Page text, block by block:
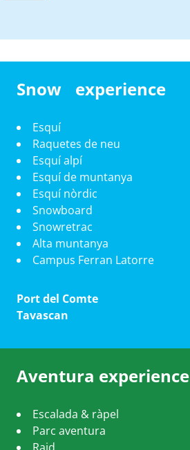
Snow experience
Esquí
Raquetes de neu
Esquí alpí
Esquí de muntanya
Esquí nòrdic
Snowboard
Snowretrac
Alta muntanya
Campus Ferran Latorre
Port del Comte
Tavascan
Aventura experience
Escalada & ràpel
Parc aventura